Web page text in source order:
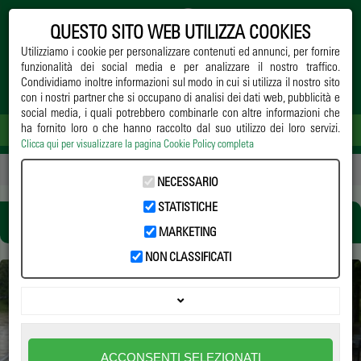
CLIMA
RISCHI
QUESTO SITO WEB UTILIZZA COOKIES
Utilizziamo i cookie per personalizzare contenuti ed annunci, per fornire
funzionalità dei social media e per analizzare il nostro traffico.
Condividiamo inoltre informazioni sul modo in cui si utilizza il nostro sito
con i nostri partner che si occupano di analisi dei dati web, pubblicità e
social media, i quali potrebbero combinarle con altre informazioni che
ha fornito loro o che hanno raccolto dal suo utilizzo dei loro servizi.
Clicca qui per visualizzare la pagina Cookie Policy completa
NECESSARIO
STATISTICHE
MARKETING
NON CLASSIFICATI
ACCONSENTI SELEZIONATI